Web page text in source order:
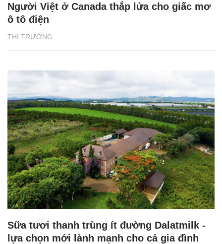
THỊ TRƯỜNG
Người Việt ở Canada thắp lửa cho giấc mơ
ô tô điện
Sữa tươi thanh trùng ít đường Dalatmilk -
lựa chọn mới lành mạnh cho cả gia đình